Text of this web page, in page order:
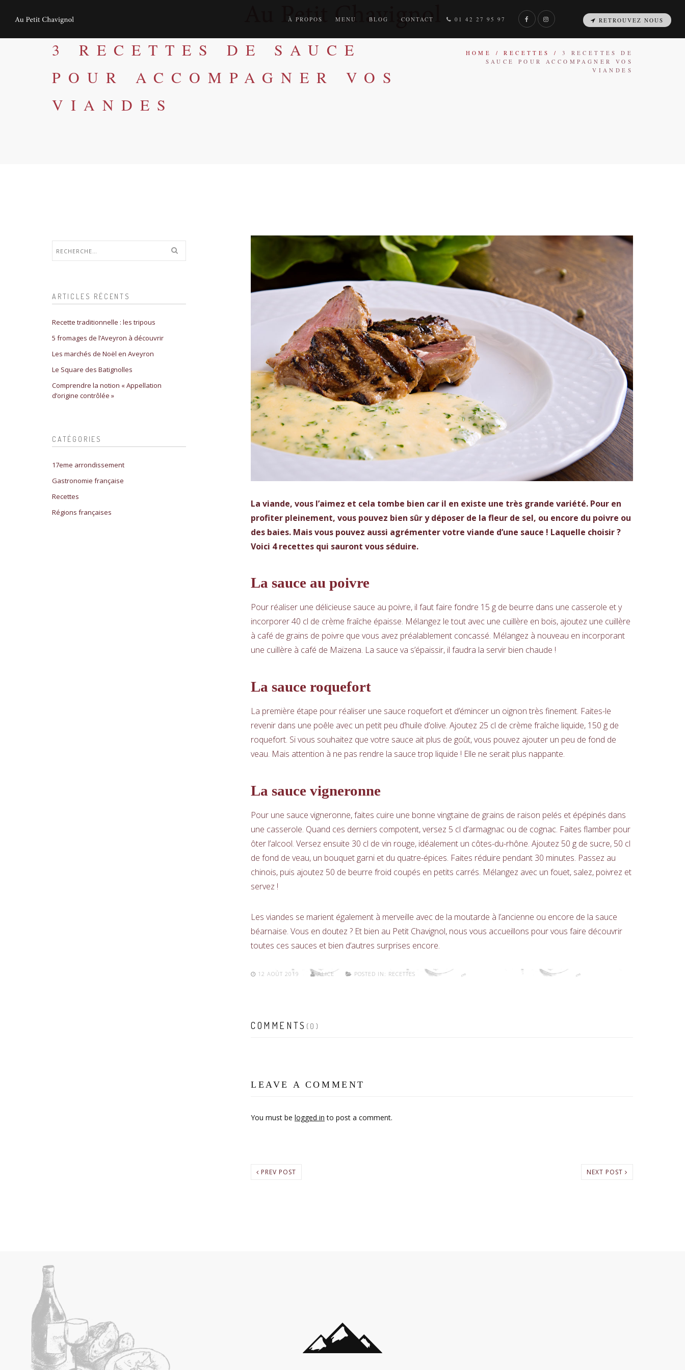
À PROPOS MENU BLOG CONTACT 01 42 27 95 97 RETROUVEZ NOUS
3 RECETTES DE SAUCE
POUR ACCOMPAGNER VOS
VIANDES
HOME /RECETTES / 3 RECETTES DE
SAUCE POUR ACCOMPAGNER VOS
VIANDES
ARTICLES RÉCENTS
Recette traditionnelle : les tripous
5 fromages de l’Aveyron à découvrir
Les marchés de Noël en Aveyron
Le Square des Batignolles
Comprendre la notion « Appellation
d’origine contrôlée »
CATÉGORIES
17eme arrondissement
Gastronomie française
Recettes
Régions françaises
La viande, vous l’aimez et cela tombe bien car il en existe une très grande variété. Pour en
profiter pleinement, vous pouvez bien sûr y déposer de la fleur de sel, ou encore du poivre ou
des baies. Mais vous pouvez aussi agrémenter votre viande d’une sauce ! Laquelle choisir ?
Voici 4 recettes qui sauront vous séduire.
La sauce au poivre
Pour réaliser une délicieuse sauce au poivre, il faut faire fondre 15 g de beurre dans une casserole et y
incorporer 40 cl de crème fraîche épaisse. Mélangez le tout avec une cuillère en bois, ajoutez une cuillère
à café de grains de poivre que vous avez préalablement concassé. Mélangez à nouveau en incorporant
une cuillère à café de Maïzena. La sauce va s’épaissir, il faudra la servir bien chaude !
La sauce roquefort
La première étape pour réaliser une sauce roquefort et d’émincer un oignon très finement. Faites-le
revenir dans une poêle avec un petit peu d’huile d’olive. Ajoutez 25 cl de crème fraîche liquide, 150 g de
roquefort. Si vous souhaitez que votre sauce ait plus de goût, vous pouvez ajouter un peu de fond de
veau. Mais attention à ne pas rendre la sauce trop liquide ! Elle ne serait plus nappante.
La sauce vigneronne
Pour une sauce vigneronne, faites cuire une bonne vingtaine de grains de raison pelés et épépinés dans
une casserole. Quand ces derniers compotent, versez 5 cl d’armagnac ou de cognac. Faites flamber pour
ôter l’alcool. Versez ensuite 30 cl de vin rouge, idéalement un côtes-du-rhône. Ajoutez 50 g de sucre, 50 cl
de fond de veau, un bouquet garni et du quatre-épices. Faites réduire pendant 30 minutes. Passez au
chinois, puis ajoutez 50 de beurre froid coupés en petits carrés. Mélangez avec un fouet, salez, poivrez et
servez !
Les viandes se marient également à merveille avec de la moutarde à l’ancienne ou encore de la sauce
béarnaise. Vous en doutez ? Et bien au Petit Chavignol, nous vous accueillons pour vous faire découvrir
toutes ces sauces et bien d’autres surprises encore.
12 AOÛT 2019 ALICE POSTED IN: RECETTES
COMMENTS (0)
LEAVE A COMMENT
You must be logged in to post a comment.
PREV POST NEXT POST